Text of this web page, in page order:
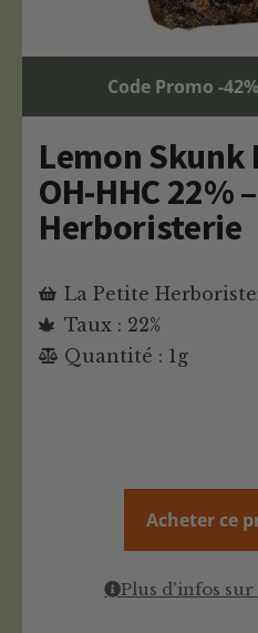
Code Promo -
Lemon Skunk
OH-HHC 22%
Herboristerie
La Petite
Taux : 22%
Quantité : 1g
Acheter ce
Plus d'infos